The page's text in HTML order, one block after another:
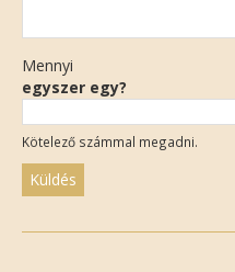
Mennyi
egyszer egy?
Kötelező számmal megadni.